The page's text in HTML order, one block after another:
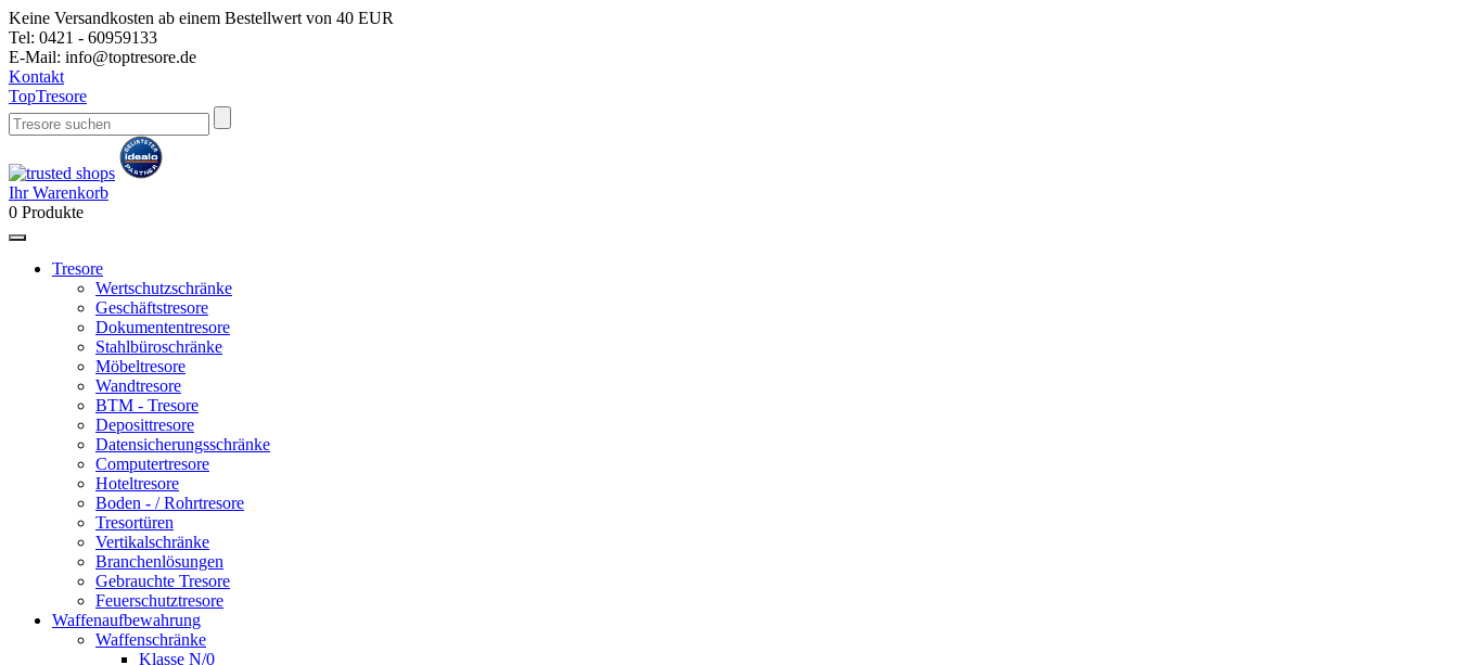
Keine Versandkosten ab einem Bestellwert von 40 EUR
Tel: 0421 - 60959133
E-Mail: info@toptresore.de
Kontakt
TopTresore
Ihr Warenkorb
0 Produkte
Tresore
Wertschutzschränke
Geschäftstresore
Dokumententresore
Stahlbüroschränke
Möbeltresore
Wandtresore
BTM - Tresore
Deposittresore
Datensicherungsschränke
Computertresore
Hoteltresore
Boden - / Rohrtresore
Tresortüren
Vertikalschränke
Branchenlösungen
Gebrauchte Tresore
Feuerschutztresore
Waffenaufbewahrung
Waffenschränke
Klasse N/0